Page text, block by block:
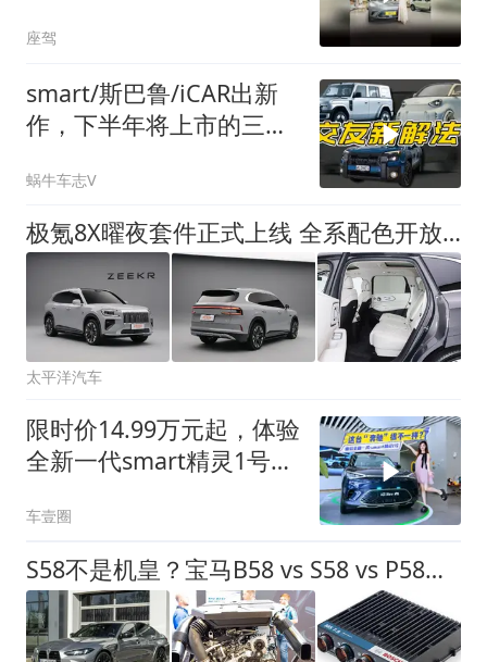
座驾
smart/斯巴鲁/iCAR出新
作，下半年将上市的三台
蜗牛车志V
极氪8X曜夜套件正式上线 全系配色开放限时选装
太平洋汽车
限时价14.99万元起，体验
全新一代smart精灵1号：
车壹圈
S58不是机皇？宝马B58 vs S58 vs P58，P58才是宝马底牌